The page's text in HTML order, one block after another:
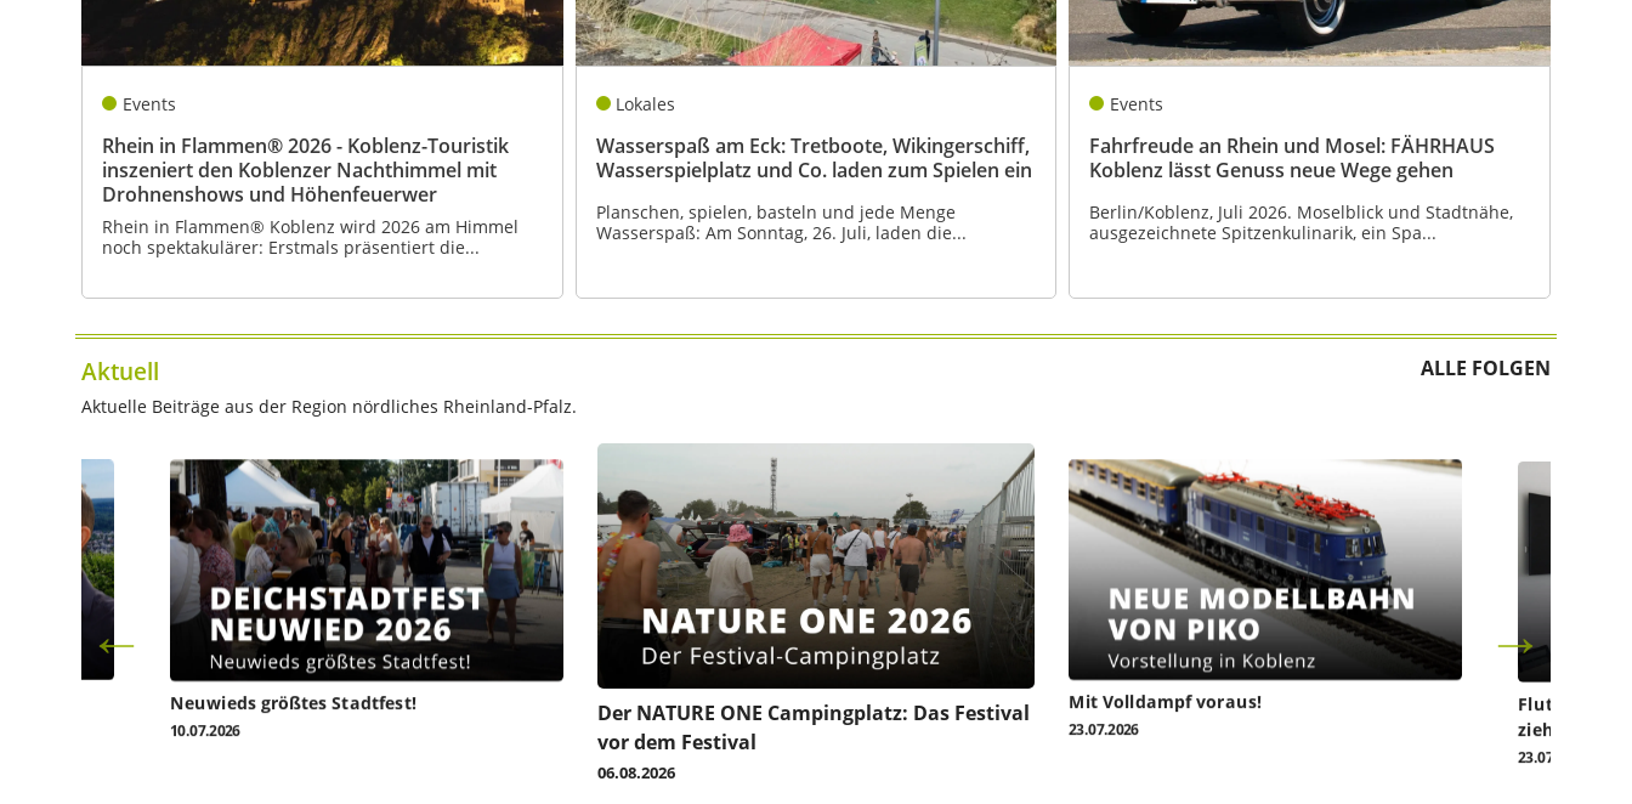
Events
Rhein in Flammen® 2026 - Koblenz-Touristik
inszeniert den Koblenzer Nachthimmel mit
Drohnenshows und Höhenfeuerwer
Rhein in Flammen® Koblenz wird 2026 am Himmel
noch spektakulärer: Erstmals präsentiert die...
Lokales
Wasserspaß am Eck: Tretboote, Wikingerschiff,
Wasserspielplatz und Co. laden zum Spielen ein
Planschen, spielen, basteln und jede Menge
Wasserspaß: Am Sonntag, 26. Juli, laden die...
Events
Fahrfreude an Rhein und Mosel: FÄHRHAUS
Koblenz lässt Genuss neue Wege gehen
Berlin/Koblenz, Juli 2026. Moselblick und Stadtnähe,
ausgezeichnete Spitzenkulinarik, ein Spa...
Aktuell ALLE FOLGEN
Aktuelle Beiträge aus der Region nördliches Rheinland-Pfalz.
Neuwieds größtes Stadtfest!
10.07.2026
Der NATURE ONE Campingplatz: Das Festival
vor dem Festival
06.08.2026
Mit Volldampf voraus!
23.07.2026
ziehen vor
23.07.2026